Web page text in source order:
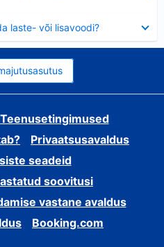
laste- või lisavoodi?
Teenusetingimused
Privaatsusavaldus
seadeid
soovitusi
vastane avaldus
Booking.com